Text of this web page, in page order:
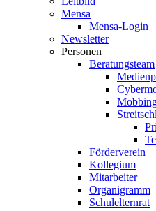
Mensa
Mensa-Login
Newsletter
Personen
Beratungsteam
Förderverein
Kollegium
Mitarbeiter
Organigramm
Schulelternrat